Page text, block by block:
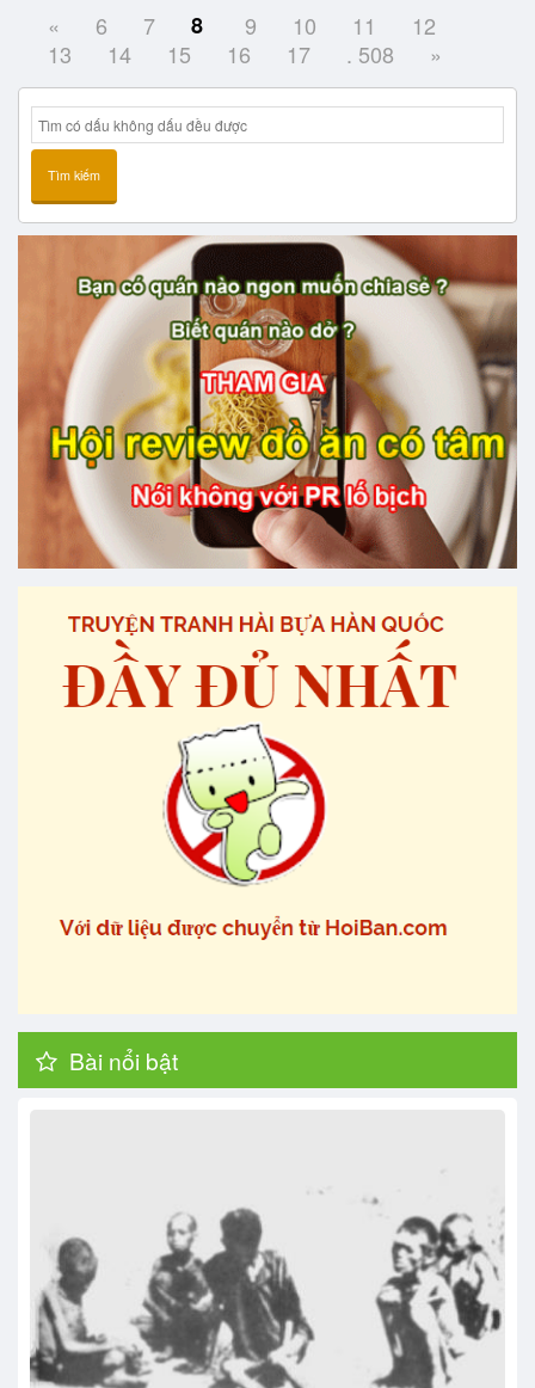
« 6 7 8 9 10 11
12
13
14 15 16 17 . 508 »
Tìm kiếm
Bài nổi bật